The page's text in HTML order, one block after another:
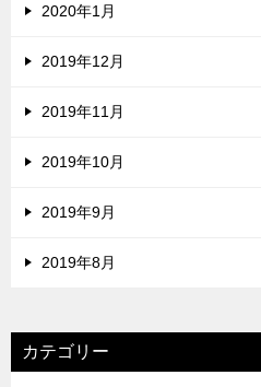
2020年1月
2019年12月
2019年11月
2019年10月
2019年9月
2019年8月
カテゴリー